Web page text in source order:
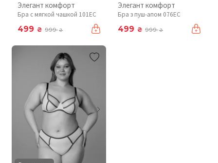
Элегант комфорт
Бра с мягкой чашкой 101EC
499 ₴ 999₴
Элегант комфорт
Бра з пуш-апом 076EC
499 ₴ 999₴